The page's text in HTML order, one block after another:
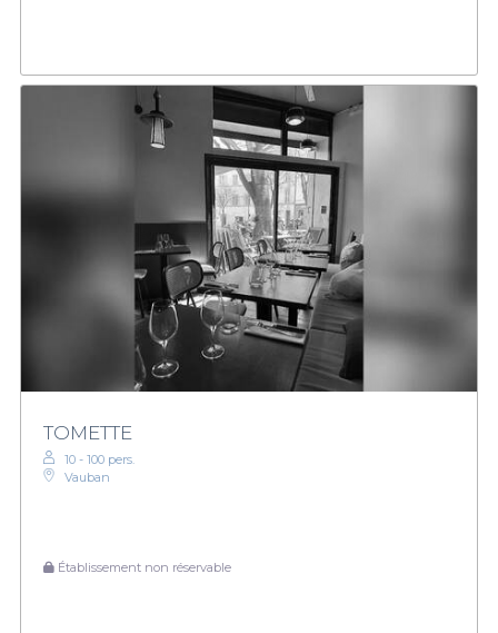
TOMETTE
10 - 100 pers.
Vauban
Établissement non réservable